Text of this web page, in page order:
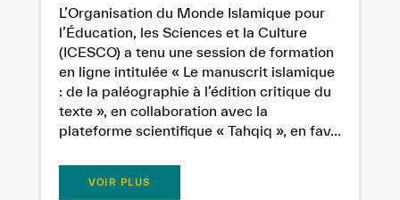
L’Organisation du Monde Islamique pour
l’Éducation, les Sciences et la Culture
(ICESCO) a tenu une session de formation
en ligne intitulée « Le manuscrit islamique
: de la paléographie à l’édition critique du
texte », en collaboration avec la
plateforme scientifique « Tahqiq », en fav...
VOIR PLUS